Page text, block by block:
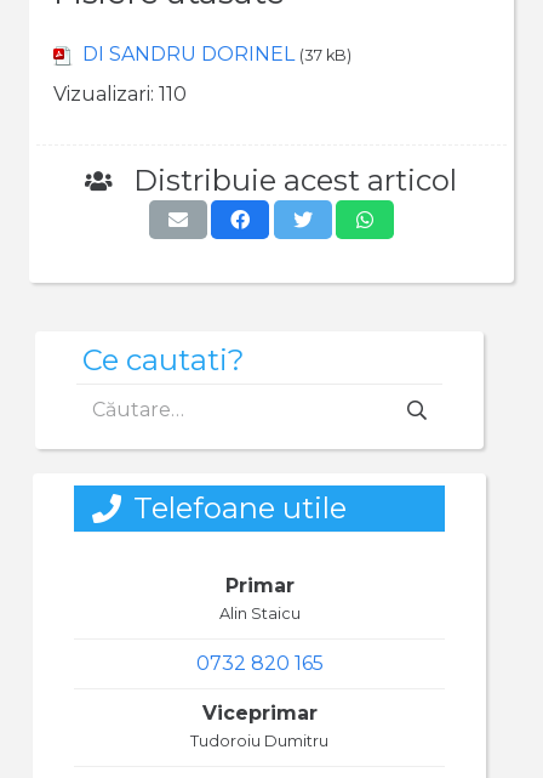
DI SANDRU DORINEL (37 kB)
Vizualizari: 110
Distribuie acest articol
Ce cautati?
după:
Telefoane utile
Primar
Alin Staicu
0732 820 165
Viceprimar
Tudoroiu Dumitru